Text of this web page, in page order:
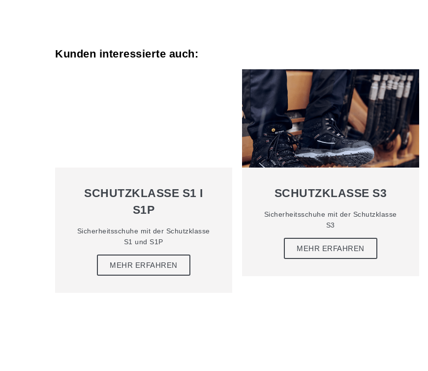
Kunden interessierte auch:
SCHUTZKLASSE S1 I
S1P
Sicherheitsschuhe mit der Schutzklasse
S1 und S1P
MEHR ERFAHREN
SCHUTZKLASSE S3
Sicherheitsschuhe mit der Schutzklasse
S3
MEHR ERFAHREN